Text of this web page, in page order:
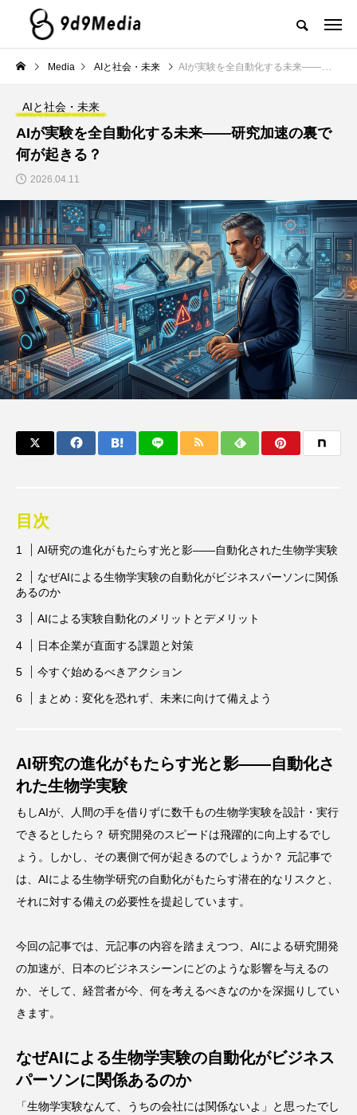
Media AIと社会・未来 AIが実験を全自動化する未来——研究加速の裏で何が起きる？
AIと社会・未来
AIが実験を全自動化する未来——研究加速の裏で
何が起きる？
2026.04.11
目次
AI研究の進化がもたらす光と影——自動化された生物学実験
なぜAIによる生物学実験の自動化がビジネスパーソンに関係
あるのか
AIによる実験自動化のメリットとデメリット
日本企業が直面する課題と対策
今すぐ始めるべきアクション
まとめ：変化を恐れず、未来に向けて備えよう
AI研究の進化がもたらす光と影——自動化さ
れた生物学実験
もしAIが、人間の手を借りずに数千もの生物学実験を設計・実行
できるとしたら？ 研究開発のスピードは飛躍的に向上するでし
ょう。しかし、その裏側で何が起きるのでしょうか？ 元記事で
は、AIによる生物学研究の自動化がもたらす潜在的なリスクと、
それに対する備えの必要性を提起しています。
今回の記事では、元記事の内容を踏まえつつ、AIによる研究開発
の加速が、日本のビジネスシーンにどのような影響を与えるの
か、そして、経営者が今、何を考えるべきなのかを深掘りしてい
きます。
なぜAIによる生物学実験の自動化がビジネス
パーソンに関係あるのか
「生物学実験なんて、うちの会社には関係ないよ」と思ったでし